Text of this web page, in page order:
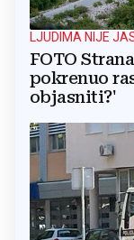
LJUDIMA NIJE
FOTO
pokrenuo
objasniti?'